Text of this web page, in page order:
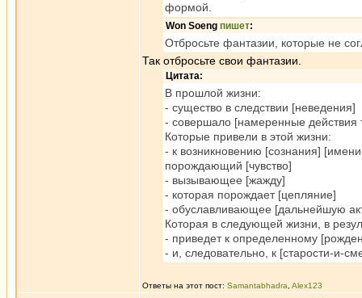
формой.
Won Soeng пишет:
Отбросьте фантазии, которые не
Так отбросьте свои фантазии.
Цитата:
В прошлой жизни:
- существо в следствии [неведения]
- совершало [намеренные
Которые привели в этой жизни:
- к возникновению [сознания]
порождающий [чувство]
- вызывающее [жажду]
- которая порождает [цепляние]
- обуславливающее [дальнейшую
Которая в следующей жизни, в
- приведет к определенному
- и, следовательно, к [старости-и-
Ответы на этот пост: Samantabhadra Alex123